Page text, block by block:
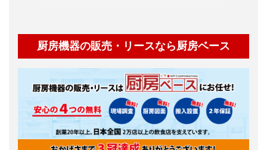
厨房機器の販売・リースなら厨房ベース